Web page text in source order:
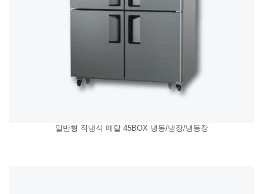
일반형 직냉식 메탈 45BOX 냉동/냉장/냉동장